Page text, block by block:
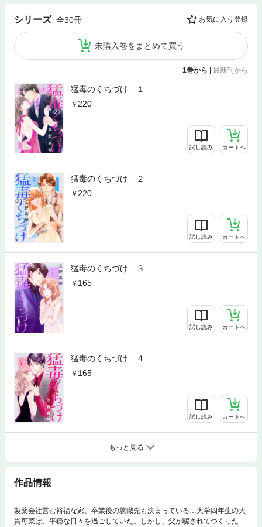
シリーズ 全30冊 お気に入り登録
未購入巻をまとめて買う
1巻から | 最新刊から
猛毒のくちづけ １
220
試し読み カートへ
猛毒のくちづけ ２
220
試し読み カートへ
猛毒のくちづけ ３
165
試し読み カートへ
猛毒のくちづけ ４
165
試し読み カートへ
もっと見る
作品情報
製薬会社営む裕福な家、卒業後の就職先も決まっている…大学四年生の大
貫可菜は、平穏な日々を過ごしていた。しかし、父が騙されてつくった借